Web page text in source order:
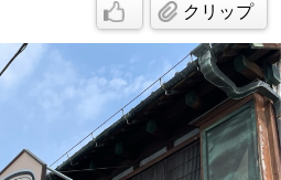
クリップ